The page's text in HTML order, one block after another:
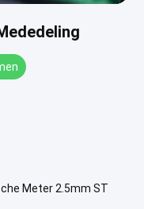
Meter 2.5mm ST